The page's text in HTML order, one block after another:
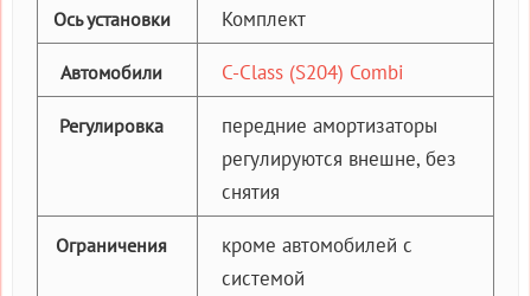
Ось установки Комплект
Автомобили C-Class (S204) Combi
Регулировка
передние амортизаторы
регулируются внешне, без
снятия
Ограничения
кроме автомобилей с
системой